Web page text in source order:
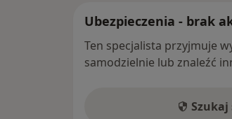
Ubezpieczenia - brak
Ten specjalista przyjmuje
samodzielnie lub znaleźć